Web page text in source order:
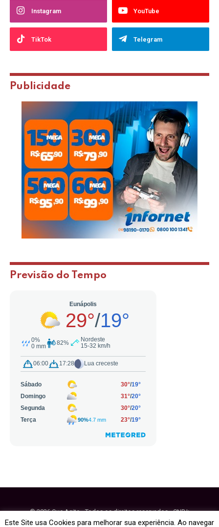
Instagram YouTube
TikTok Telegram
Publicidade
Previsão do Tempo
© 2026 Que Agito - Todos os direitos reservados - CNPJ:
64.884.270/0001-95
Este Site usa Cookies para melhorar sua experiência. Ao navegar